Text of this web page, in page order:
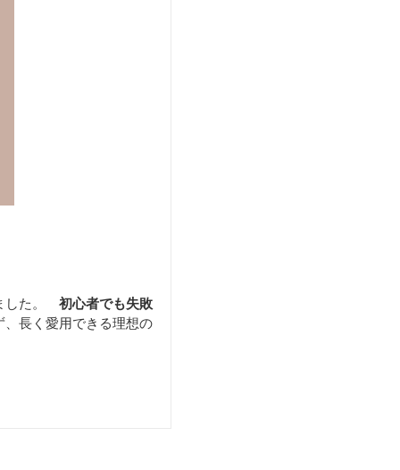
た。
初心者でも失敗
長く愛用できる理想の